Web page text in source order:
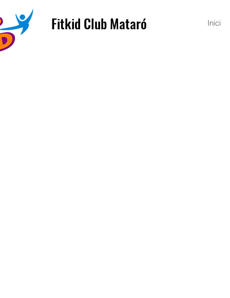
Inici
Fitkid Club Mataró